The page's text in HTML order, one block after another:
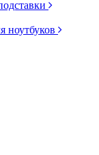
ноутбуков